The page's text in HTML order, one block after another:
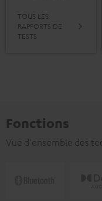
TOUS LES
RAPPORTS DE
TESTS
Fonctions
Vue d'ensemble des